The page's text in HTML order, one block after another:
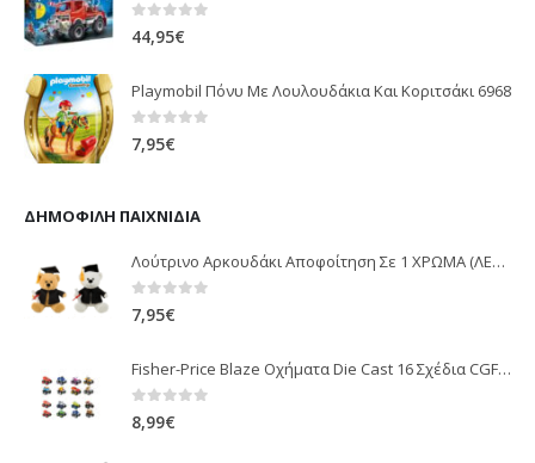
0 out of 5
44,95€
Playmobil Πόνυ Με Λουλουδάκια Και Κοριτσάκι 6968
0out of 5
7,95€
ΔΗΜΟΦΙΛΉ ΠΑΙΧΝΊΔΙΑ
Λούτρινο Αρκουδάκι Αποφοίτηση Σε 1 ΧΡΩΜΑ (ΛΕΥΚΟ)25Εκ 1850
0out of 5
7,95€
Fisher-Price Blaze Οχήματα Die Cast 16 Σχέδια CGF20
0 out of 5
8,99€